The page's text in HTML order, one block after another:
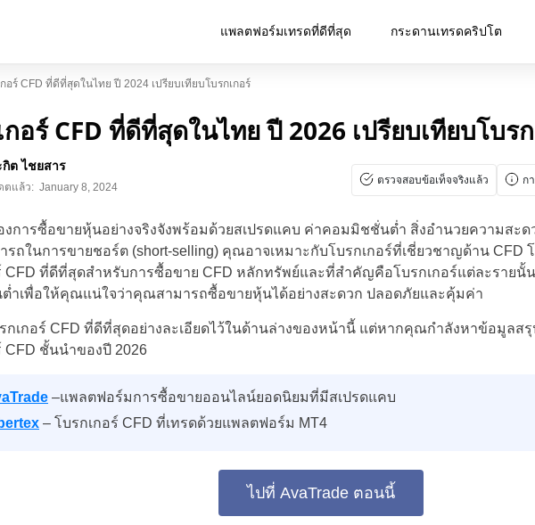
แพลตฟอร์มเทรดที่ดีที่สุด กระดานเทรดคริปโต
กอร์ CFD ที่ดีที่สุดในไทย ปี 2024 เปรียบเทียบโบรกเกอร์
กอร์ CFD ที่ดีที่สุดในไทย ปี 2026 เปรียบเทียบโบร
กิต ไชยสาร
ตแล้ว: January 8, 2024
ตรวจสอบข้อเท็จจริงแล้ว ก
การซื้อขายหุ้นอย่างจริงจังพร้อมด้วยสเปรดแคบ ค่าคอมมิชชั่นต่ำ สิ่งอำนวยความสะดว
รถในการขายชอร์ต (short-selling) คุณอาจเหมาะกับโบรกเกอร์ที่เชี่ยวชาญด้าน CFD
CFD ที่ดีที่สุดสำหรับการซื้อขาย CFD หลักทรัพย์และที่สำคัญคือโบรกเกอร์แต่ละราย
ำเพื่อให้คุณแน่ใจว่าคุณสามารถซื้อขายหุ้นได้อย่างสะดวก ปลอดภัยและคุ้มค่า
รกเกอร์ CFD ที่ดีที่สุดอย่างละเอียดไว้ในด้านล่างของหน้านี้ แต่หากคุณกำลังหาข้อมูลส
CFD ชั้นนำของปี 2026
–แพลตฟอร์มการซื้อขายออนไลน์ยอดนิยมที่มีสเปรดแคบ
– โบรกเกอร์ CFD ที่เทรดด้วยแพลตฟอร์ม MT4
ไปที่ AvaTrade ตอนนี้